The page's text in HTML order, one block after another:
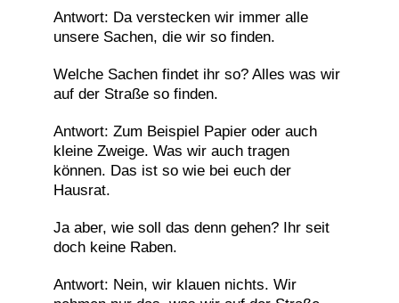
Antwort: Da verstecken wir immer alle
unsere Sachen, die wir so finden.
Welche Sachen findet ihr so? Alles was wir
auf der Straße so finden.
Antwort: Zum Beispiel Papier oder auch
kleine Zweige. Was wir auch tragen
können. Das ist so wie bei euch der
Hausrat.
Ja aber, wie soll das denn gehen? Ihr seit
doch keine Raben.
Antwort: Nein, wir klauen nichts. Wir